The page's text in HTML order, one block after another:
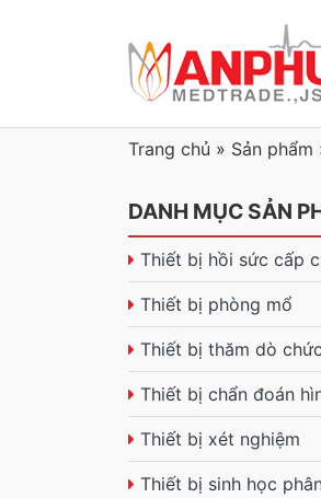
Trang chủ » Sản phẩm
DANH MỤC SẢN
Thiết bị hồi sức cấp
Thiết bị phòng mổ
Thiết bị thăm dò
Thiết bị chẩn đoán
Thiết bị xét nghiệm
Thiết bị sinh học